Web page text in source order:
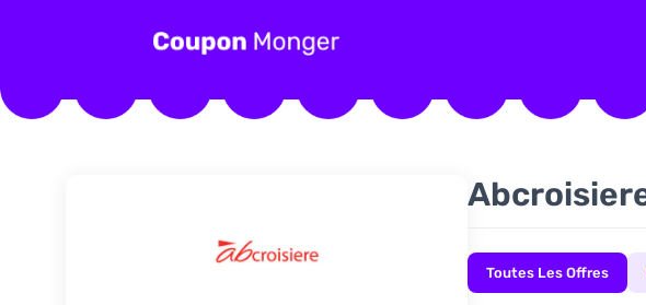
Toutes Les Offres